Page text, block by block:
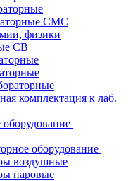
СМС
физики
СВ
комплектация к лаб.
оборудование
воздушные
паровые